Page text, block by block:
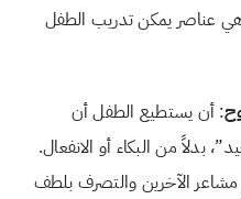
عناصر يمكن تدريب الطفل
: أن يستطيع الطفل أن
بدلاً من البكاء أو الانفعال.
الآخرين والتصرف بلطف